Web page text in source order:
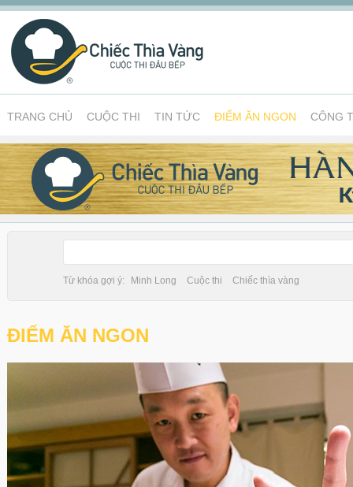
TRANG CHỦ CUỘC THI TIN TỨC ĐIỂM ĂN NGON CÔNG
Từ khóa gợi ý: Minh Long Cuộc thi Chiếc thìa vàng
ĐIỂM ĂN NGON